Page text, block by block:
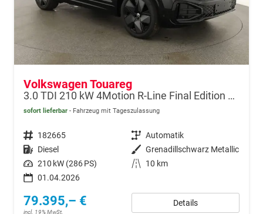
Volkswagen Touareg
3.0 TDI 210 kW 4Motion R-Line Final Edition V6 Black Edition, HuD, Luft, Standheizung, Pano, Dynaudio, Leder, AHK, Navi, Side, Winter, 5 J.-Garantie
sofort lieferbar Fahrzeug mit Tageszulassung
Fahrzeugnr. 182665 Getriebe Automatik
Kraftstoff Diesel Außenfarbe Grenadillschwarz Metallic
Leistung 210 kW (286 PS) Kilometerstand
10 km
01.04.2026
79.395,– €
incl. 19% MwSt.
Details